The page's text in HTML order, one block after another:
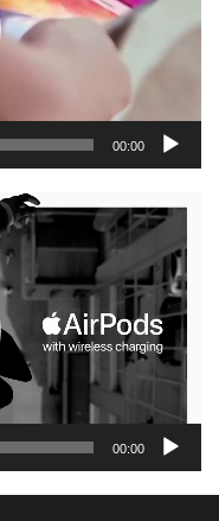
00:00
נגן
וידאו
00:00